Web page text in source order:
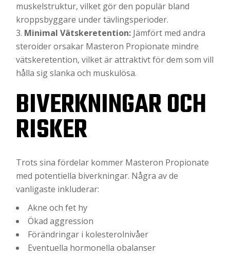
muskelstruktur, vilket gör den populär bland
kroppsbyggare under tävlingsperioder.
Minimal Vätskeretention: Jämfört med andra
steroider orsakar Masteron Propionate mindre
vätskeretention, vilket är attraktivt för dem som vill
hålla sig slanka och muskulösa.
BIVERKNINGAR OCH
RISKER
Trots sina fördelar kommer Masteron Propionate
med potentiella biverkningar. Några av de
vanligaste inkluderar:
Akne och fet hy
Ökad aggression
Förändringar i kolesterolnivåer
Eventuella hormonella obalanser